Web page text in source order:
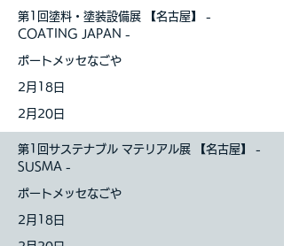
第1回塗料・塗装設備展 【名古屋】 -
COATING JAPAN -
ポートメッセなごや
2月18日
2月20日
第1回サステナブル マテリアル展 【名古屋】 -
SUSMA -
ポートメッセなごや
2月18日